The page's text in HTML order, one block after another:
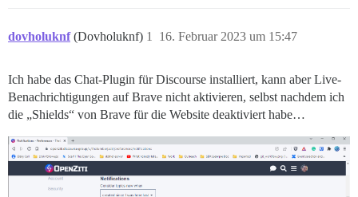
dovholuknf (Dovholuknf) 16. Februar 2023 um 15:47
1
Ich habe das Chat-Plugin für Discourse installiert, kann aber Live-
Benachrichtigungen auf Brave nicht aktivieren, selbst nachdem ich
die „Shields“ von Brave für die Website deaktiviert habe…